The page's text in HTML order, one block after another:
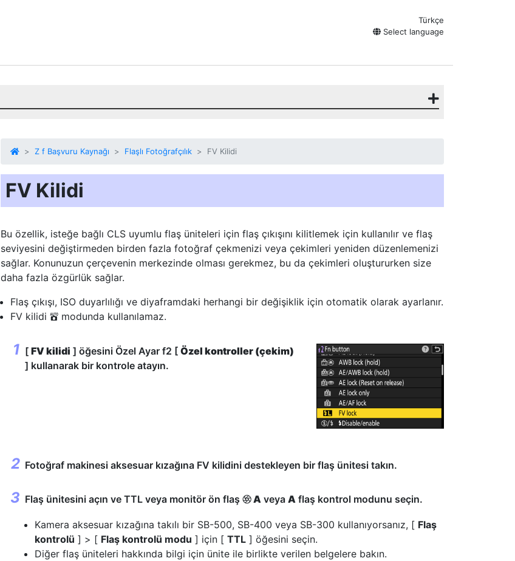
Türkçe
Select language
Z f Başvuru Kaynağı Flaşlı Fotoğrafçılık FV Kilidi
FV Kilidi
Bu özellik, isteğe bağlı CLS uyumlu flaş üniteleri için flaş çıkışını kilitlemek için kullanılır ve flaş
seviyesini değiştirmeden birden fazla fotoğraf çekmenizi veya çekimleri yeniden düzenlemenizi
sağlar. Konunuzun çerçevenin merkezinde olması gerekmez, bu da çekimleri oluştururken size
daha fazla özgürlük sağlar.
Flaş çıkışı, ISO duyarlılığı ve diyaframdaki herhangi bir değişiklik için otomatik olarak ayarlanır.
FV kilidi b modunda kullanılamaz.
[ FV kilidi ] öğesini Özel Ayar f2 [ Özel kontroller (çekim)
] kullanarak bir kontrole atayın.
Fotoğraf makinesi aksesuar kızağına FV kilidini destekleyen bir flaş ünitesi takın.
Flaş ünitesini açın ve TTL veya monitör ön flaş qA veya A flaş kontrol modunu seçin.
Kamera aksesuar kızağına takılı bir SB-500, SB-400 veya SB-300 kullanıyorsanız, [ Flaş
kontrolü ] > [ Flaş kontrolü modu ] için [ TTL ] öğesini seçin.
Diğer flaş üniteleri hakkında bilgi için ünite ile birlikte verilen belgelere bakın.